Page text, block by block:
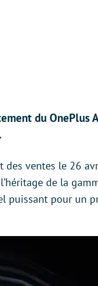
du OnePlus
des ventes le 26
de la
puissant pour un